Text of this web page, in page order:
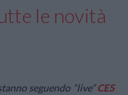
le novità
seguendo “live”CES